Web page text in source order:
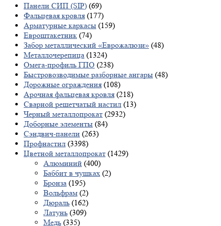
Панели СИП (SIP) (69)
Фальцевая кровля (177)
Арматурные каркасы (159)
Евроштакетник (74)
Забор металлический «Еврожалюзи» (48)
Металлочерепица (1324)
Омега-профиль ГПО (238)
Быстровозводимые разборные ангары (48)
Дорожные ограждения (108)
Арочная фальцевая кровля (218)
Сварной решетчатый настил (13)
Черный металлопрокат (2932)
Доборные элементы (84)
Сэндвич-панели (263)
Профнастил (3398)
Цветной металлопрокат (1429)
Алюминий (400)
Баббит в чушках (2)
Бронза (195)
Вольфрам (2)
Дюраль (162)
Латунь (309)
Медь (335)